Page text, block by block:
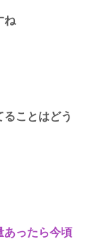
ね
ことはどう
あったら今頃